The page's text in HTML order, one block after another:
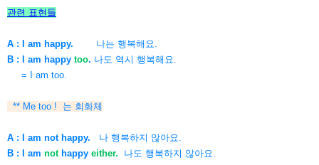
관련 표현들
A : I am happy. 나는 행복해요.
B : I am happy too. 나도 역시 행복해요.
= I am too.
** Me too ! 는 회화체
A : I am not happy. 나 행복하지 않아요.
B : I am nothappy either. 나도 행복하지 않아요.